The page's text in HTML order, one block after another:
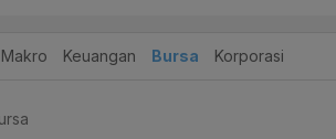
Makro Keuangan Bursa Korporasi